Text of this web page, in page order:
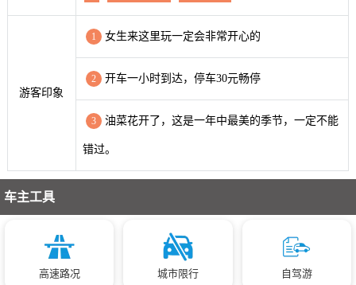
游客印象
1 女生来这里玩一定会非常开心的
2 开车一小时到达，停车30元畅停
3 油菜花开了，这是一年中最美的季节，一定不能
错过。
车主工具
高速路况 城市限行 自驾游